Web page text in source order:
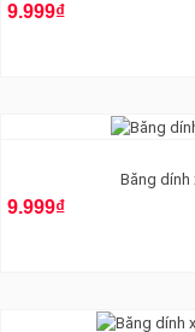
9.999₫
Băng dính
9.999₫